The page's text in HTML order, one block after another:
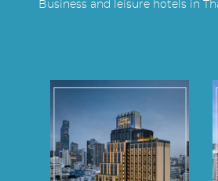
Business and leisure hotels in
Point
Surawong